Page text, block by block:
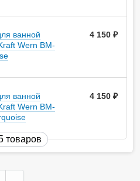
ванной
Wern BM-
4 150
ванной
Wern BM-
4 150
товаров